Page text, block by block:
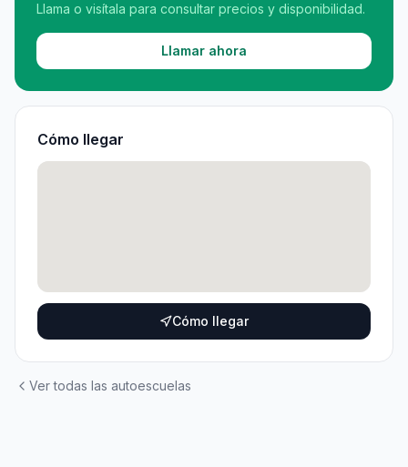
Llama o visítala para consultar precios y disponibilidad.
Llamar ahora
Cómo llegar
Cómo llegar
Ver todas las autoescuelas